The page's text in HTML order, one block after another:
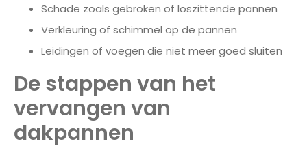
Schade zoals gebroken of loszittende pannen
Verkleuring of schimmel op de pannen
Leidingen of voegen die niet meer goed sluiten
De stappen van het
vervangen van
dakpannen